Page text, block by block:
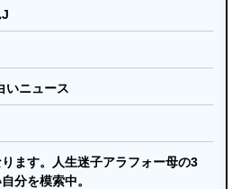
いニュース
ます。人生迷子アラフォー母の3
分を模索中。